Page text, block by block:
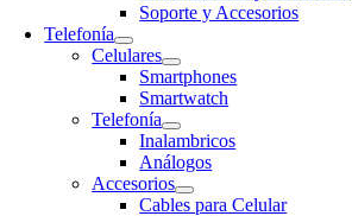
Soporte y Accesorios
Telefonía
Celulares
Smartphones
Smartwatch
Telefonía
Inalambricos
Análogos
Accesorios
Cables para Celular